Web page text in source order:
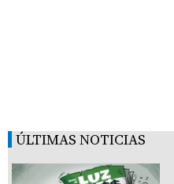
ÚLTIMAS NOTICIAS